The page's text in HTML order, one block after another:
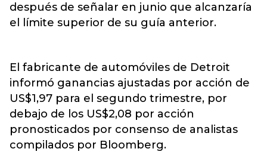
después de señalar en junio que alcanzaría
el límite superior de su guía anterior.
El fabricante de automóviles de Detroit
informó ganancias ajustadas por acción de
US$1,97 para el segundo trimestre, por
debajo de los US$2,08 por acción
pronosticados por consenso de analistas
compilados por Bloomberg.